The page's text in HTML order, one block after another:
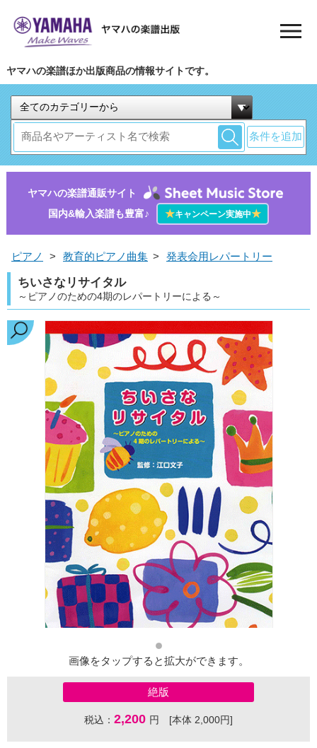
ヤマハの楽譜ほか出版商品の情報サイトです。
条件を追加
ヤマハの楽譜通販サイト
国内&輸入楽譜も豊富♪
★キャンペーン実施中★
ピアノ > 教育的ピアノ曲集 > 発表会用レパートリー
ちいさなリサイタル
～ピアノのための4期のレパートリーによる～
画像をタップすると拡大ができます。
絶版
税込： 2,200 円 [本体 2,000円]